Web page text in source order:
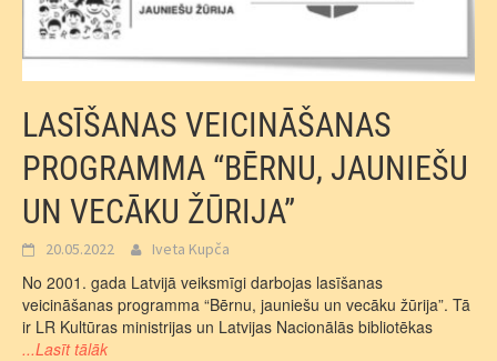
LASĪŠANAS VEICINĀŠANAS
PROGRAMMA “BĒRNU, JAUNIEŠU
UN VECĀKU ŽŪRIJA”
20.05.2022 Iveta Kupča
No 2001. gada Latvijā veiksmīgi darbojas lasīšanas
veicināšanas programma “Bērnu, jauniešu un vecāku žūrija”. Tā
ir LR Kultūras ministrijas un Latvijas Nacionālās bibliotēkas
...Lasīt tālāk